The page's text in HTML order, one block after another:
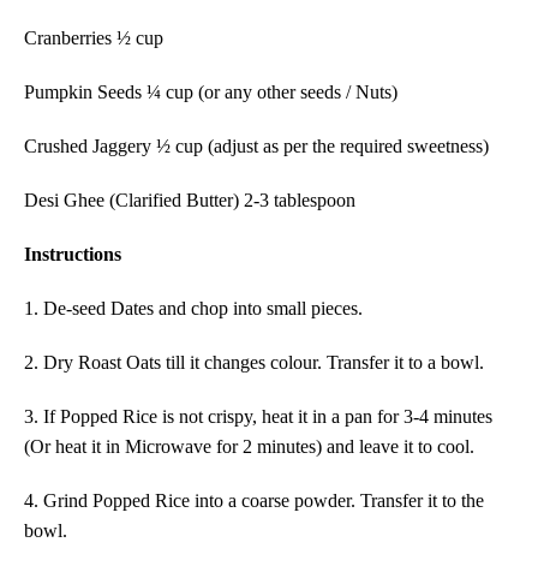
Cranberries ½ cup
Pumpkin Seeds ¼ cup (or any other seeds / Nuts)
Crushed Jaggery ½ cup (adjust as per the required sweetness)
Desi Ghee (Clarified Butter) 2-3 tablespoon
Instructions
1. De-seed Dates and chop into small pieces.
2. Dry Roast Oats till it changes colour. Transfer it to a bowl.
3. If Popped Rice is not crispy, heat it in a pan for 3-4 minutes
(Or heat it in Microwave for 2 minutes) and leave it to cool.
4. Grind Popped Rice into a coarse powder. Transfer it to the
bowl.